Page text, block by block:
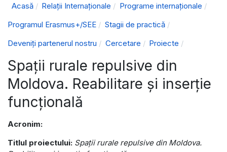
Acasă Relații Internaționale
Programe internaționale
Programul Erasmus+/SEE
Stagii de practică
Deveniți partenerul nostru
Cercetare Proiecte
Spaţii rurale repulsive din
Moldova. Reabilitare şi inserţie
funcţională
Acronim:
Titlul proiectului: Spaţii rurale repulsive din Moldova.